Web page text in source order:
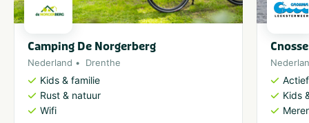
Camping De Norgerberg
Nederland Drenthe
Kids & familie
Rust & natuur
Wifi
Kids